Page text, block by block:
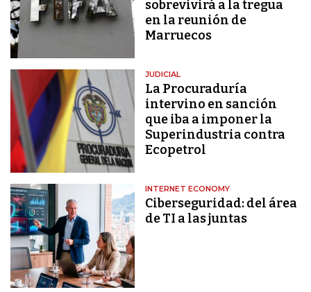
sobrevivirá a la tregua
en la reunión de
Marruecos
JUDICIAL
La Procuraduría
intervino en sanción
que iba a imponer la
Superindustria contra
Ecopetrol
INTERNET ECONOMY
Ciberseguridad: del área
de TI a las juntas